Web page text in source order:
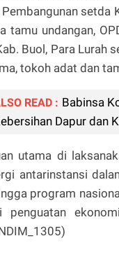
setda
tamu undangan,
Buol, Para Lurah
tokoh adat dan
READ : Babinsa
Dapur dan
utama di
antarinstansi
program
penguatan